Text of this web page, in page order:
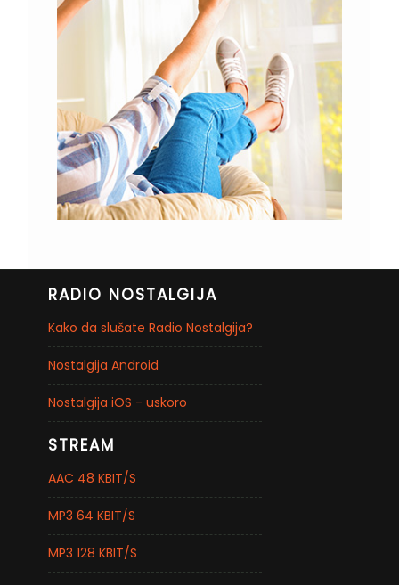
RADIO NOSTALGIJA
Kako da slušate Radio Nostalgija?
Nostalgija Android
Nostalgija iOS - uskoro
STREAM
AAC 48 KBIT/S
MP3 64 KBIT/S
MP3 128 KBIT/S